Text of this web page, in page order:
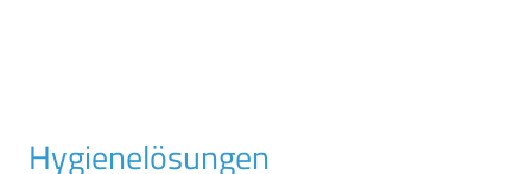
Hygienelösungen